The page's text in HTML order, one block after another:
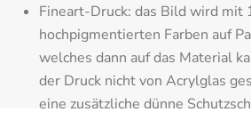
Fineart-Druck: das Bild wird mit
hochpigmentierten Farben auf
welches dann auf das Material
der Druck nicht von Acrylglas
eine zusätzliche dünne